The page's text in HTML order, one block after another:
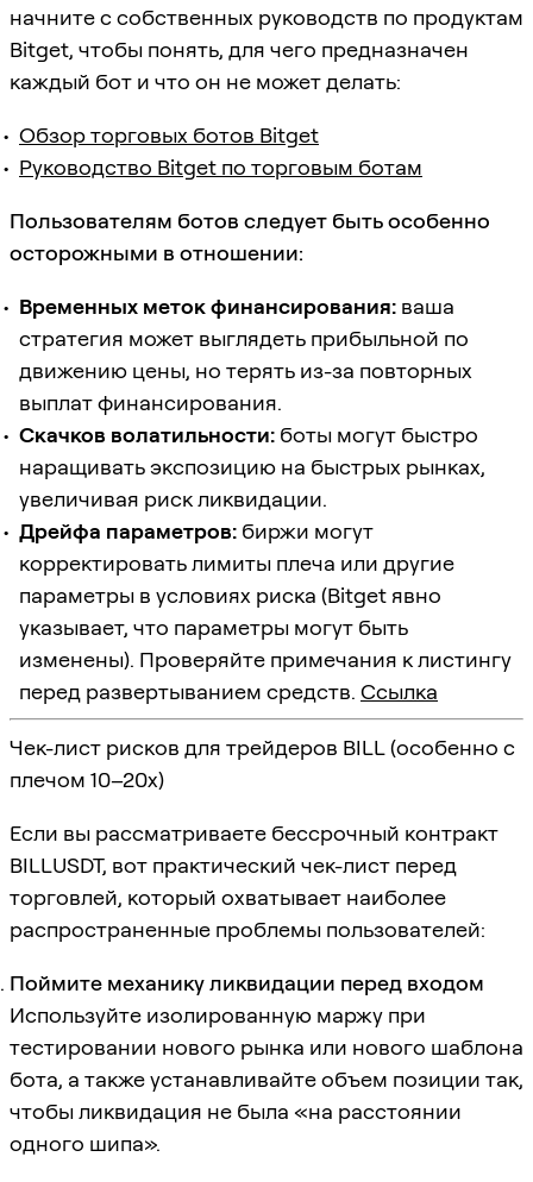
начните с собственных руководств по продуктам
Bitget, чтобы понять, для чего предназначен
каждый бот и что он не может делать:
Обзор торговых ботов Bitget
Руководство Bitget по торговым ботам
Пользователям ботов следует быть особенно
осторожными в отношении:
Временных меток финансирования: ваша
стратегия может выглядеть прибыльной по
движению цены, но терять из-за повторных
выплат финансирования.
Скачков волатильности: боты могут быстро
наращивать экспозицию на быстрых рынках,
увеличивая риск ликвидации.
Дрейфа параметров: биржи могут
корректировать лимиты плеча или другие
параметры в условиях риска (Bitget явно
указывает, что параметры могут быть
изменены). Проверяйте примечания к листингу
перед развертыванием средств. Ссылка
Чек-лист рисков для трейдеров BILL (особенно с
плечом 10–20x)
Если вы рассматриваете бессрочный контракт
BILLUSDT, вот практический чек-лист перед
торговлей, который охватывает наиболее
распространенные проблемы пользователей:
Поймите механику ликвидации перед входом
Используйте изолированную маржу при
тестировании нового рынка или нового шаблона
бота, а также устанавливайте объем позиции так,
чтобы ликвидация не была «на расстоянии
одного шипа».